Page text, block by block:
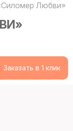
Любви»
Заказать в 1 клик